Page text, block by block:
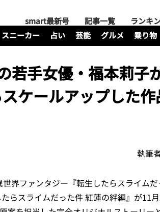
smart最新号 記事一覧 ランキ
スニーカー 占い 芸能 グルメ 乗り物
若手女優・福本莉子
ケールアップした
執筆
界ファンタジー『転生したらスライム
らスライムだった件 紅蓮の絆編』が11